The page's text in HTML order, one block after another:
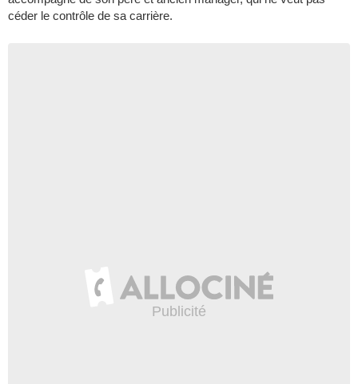
céder le contrôle de sa carrière.